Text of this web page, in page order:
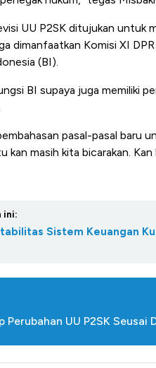
UU P2SK ditujukan untuk
dimanfaatkan Komisi XI
(BI).
BI supaya juga memiliki
pasal-pasal baru
kan masih kita bicarakan.
ini:
Sistem Keuangan
Perubahan UU P2SK Seusai
ke Zona Berbahaya